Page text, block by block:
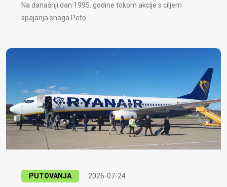
Na današnji dan 1995. godine tokom akcije s ciljem
spajanja snaga Peto..
PUTOVANJA 2026-07-24